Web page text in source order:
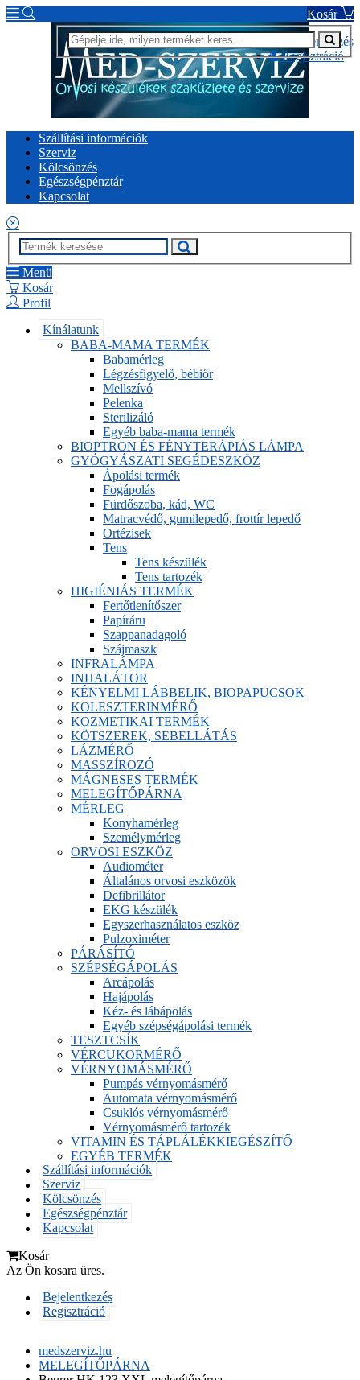
Kosár
Bejelentkezés
Regisztráció
Szállítási információk
Szerviz
Kölcsönzés
Egészségpénztár
Kapcsolat
Menü
Kosár
Profil
Kínálatunk
BABA-MAMA TERMÉK
Babamérleg
Légzésfigyelő, bébiőr
Mellszívó
Pelenka
Sterilizáló
Egyéb baba-mama termék
BIOPTRON ÉS FÉNYTERÁPIÁS LÁMPA
GYÓGYÁSZATI SEGÉDESZKÖZ
Ápolási termék
Fogápolás
Fürdőszoba, kád, WC
Matracvédő, gumilepedő, frottír lepedő
Ortézisek
Tens
Tens készülék
Tens tartozék
HIGIÉNIÁS TERMÉK
Fertőtlenítőszer
Papíráru
Szappanadagoló
Szájmaszk
INFRALÁMPA
INHALÁTOR
KÉNYELMI LÁBBELIK, BIOPAPUCSOK
KOLESZTERINMÉRŐ
KOZMETIKAI TERMÉK
KÖTSZEREK, SEBELLÁTÁS
LÁZMÉRŐ
MASSZÍROZÓ
MÁGNESES TERMÉK
MELEGÍTŐPÁRNA
MÉRLEG
Konyhamérleg
Személymérleg
ORVOSI ESZKÖZ
Audiométer
Általános orvosi eszközök
Defibrillátor
EKG készülék
Egyszerhasználatos eszköz
Pulzoximéter
PÁRÁSÍTÓ
SZÉPSÉGÁPOLÁS
Arcápolás
Hajápolás
Kéz- és lábápolás
Egyéb szépségápolási termék
TESZTCSÍK
VÉRCUKORMÉRŐ
VÉRNYOMÁSMÉRŐ
Pumpás vérnyomásmérő
Automata vérnyomásmérő
Csuklós vérnyomásmérő
Vérnyomásmérő tartozék
VITAMIN ÉS TÁPLÁLÉKKIEGÉSZÍTŐ
EGYÉB TERMÉK
Szállítási információk
Szerviz
Kölcsönzés
Egészségpénztár
Kapcsolat
Kosár
Az Ön kosara üres.
Bejelentkezés
Regisztráció
medszerviz.hu
MELEGÍTŐPÁRNA